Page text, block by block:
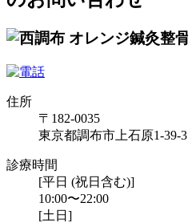
住所
〒182-0035
東京都調布市上石原1-39-3
診療時間
[平日 (祝日含む)]
10:00〜22:00
[土日]